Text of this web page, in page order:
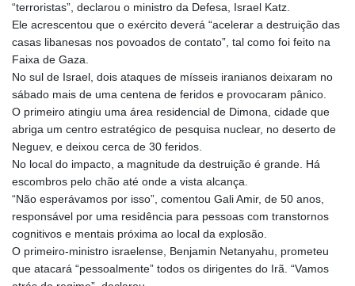
“terroristas”, declarou o ministro da Defesa, Israel Katz.
Ele acrescentou que o exército deverá “acelerar a destruição das
casas libanesas nos povoados de contato”, tal como foi feito na
Faixa de Gaza.
No sul de Israel, dois ataques de mísseis iranianos deixaram no
sábado mais de uma centena de feridos e provocaram pânico.
O primeiro atingiu uma área residencial de Dimona, cidade que
abriga um centro estratégico de pesquisa nuclear, no deserto de
Neguev, e deixou cerca de 30 feridos.
No local do impacto, a magnitude da destruição é grande. Há
escombros pelo chão até onde a vista alcança.
“Não esperávamos por isso”, comentou Gali Amir, de 50 anos,
responsável por uma residência para pessoas com transtornos
cognitivos e mentais próxima ao local da explosão.
O primeiro-ministro israelense, Benjamin Netanyahu, prometeu
que atacará “pessoalmente” todos os dirigentes do Irã. “Vamos